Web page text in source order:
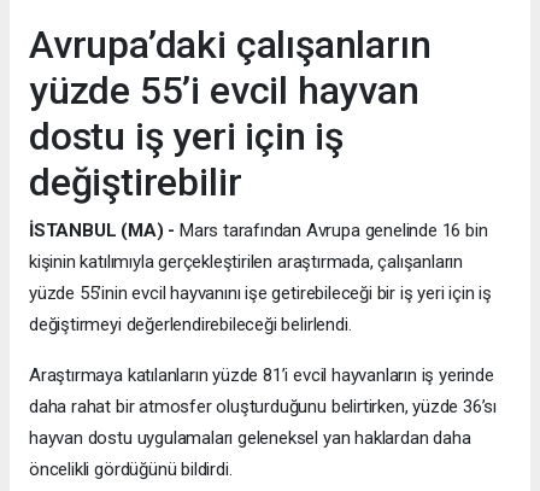
Avrupa’daki çalışanların
yüzde 55’i evcil hayvan
dostu iş yeri için iş
değiştirebilir
İSTANBUL (MA) - Mars tarafından Avrupa genelinde 16 bin
kişinin katılımıyla gerçekleştirilen araştırmada, çalışanların
yüzde 55’inin evcil hayvanını işe getirebileceği bir iş yeri için iş
değiştirmeyi değerlendirebileceği belirlendi.
Araştırmaya katılanların yüzde 81’i evcil hayvanların iş yerinde
daha rahat bir atmosfer oluşturduğunu belirtirken, yüzde 36’sı
hayvan dostu uygulamaları geleneksel yan haklardan daha
öncelikli gördüğünü bildirdi.